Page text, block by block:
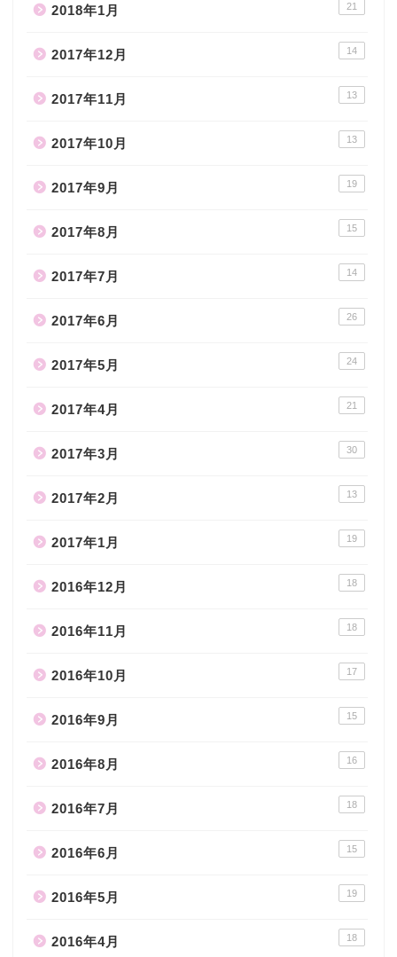
2018年1月 21
2017年12月 14
2017年11月 13
2017年10月 13
2017年9月 19
2017年8月 15
2017年7月 14
2017年6月 26
2017年5月 24
2017年4月 21
2017年3月 30
2017年2月 13
2017年1月 19
2016年12月 18
2016年11月 18
2016年10月 17
2016年9月 15
2016年8月 16
2016年7月 18
2016年6月 15
2016年5月 19
2016年4月 18